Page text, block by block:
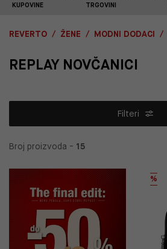
KUPOVINE
TRGOVINI
REVERTO ŽENE MODNI DODACI
REPLAY NOVČANICI
Filteri
Broj proizvoda - 15
%